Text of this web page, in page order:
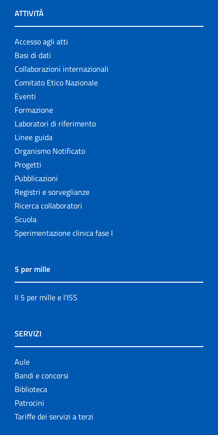
ATTIVITÀ
Accesso agli atti
Basi di dati
Collaborazioni internazionali
Comitato Etico Nazionale
Eventi
Formazione
Laboratori di riferimento
Linee guida
Organismo Notificato
Progetti
Pubblicazioni
Registri e sorveglianze
Ricerca collaboratori
Scuola
Sperimentazione clinica fase I
5 per mille
Il 5 per mille e l'ISS
SERVIZI
Aule
Bandi e concorsi
Biblioteca
Patrocini
Tariffe dei servizi a terzi